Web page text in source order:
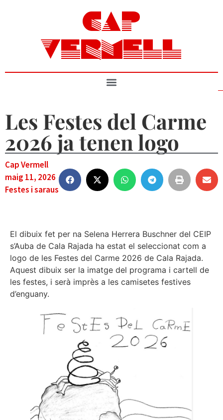
CAP
VERMELL
Les Festes del Carme
2026 ja tenen logo
Cap Vermell
maig 11, 2026
Festes i saraus
El dibuix fet per na Selena Herrera Buschner del CEIP
s’Auba de Cala Rajada ha estat el seleccionat com a
logo de les Festes del Carme 2026 de Cala Rajada.
Aquest dibuix ser la imatge del programa i cartell de
les festes, i serà imprès a les camisetes festives
d’enguany.